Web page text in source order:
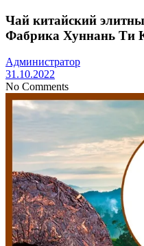
Чай китайский
Фабрика Хуннань Ти
Администратор
31.10.2022
No Comments